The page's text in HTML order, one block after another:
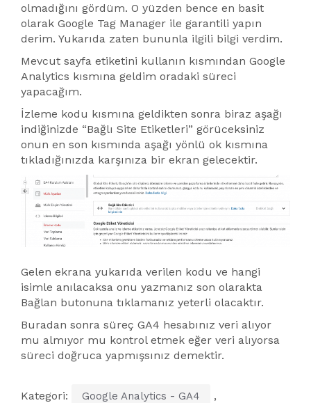
olmadığını gördüm. O yüzden bence en basit
olarak Google Tag Manager ile garantili yapın
derim. Yukarıda zaten bununla ilgili bilgi verdim.
Mevcut sayfa etiketini kullanın kısmından Google
Analytics kısmına geldim oradaki süreci
yapacağım.
İzleme kodu kısmına geldikten sonra biraz aşağı
indiğinizde “Bağlı Site Etiketleri” görüceksiniz
onun en son kısmında aşağı yönlü ok kısmına
tıkladığınızda karşınıza bir ekran gelecektir.
Gelen ekrana yukarıda verilen kodu ve hangi
isimle anılacaksa onu yazmanız son olarakta
Bağlan butonuna tıklamanız yeterli olacaktır.
Buradan sonra süreç GA4 hesabınız veri alıyor
mu almıyor mu kontrol etmek eğer veri alıyorsa
süreci doğruca yapmışsınız demektir.
Kategori: Google Analytics - GA4 ,